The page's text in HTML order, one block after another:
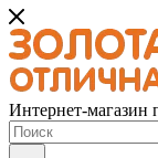
Интернет-магазин